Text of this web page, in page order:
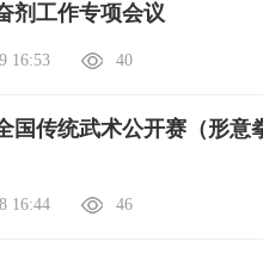
剂工作专项会议
16:53 40
国传统武术公开赛（形
16:44 46